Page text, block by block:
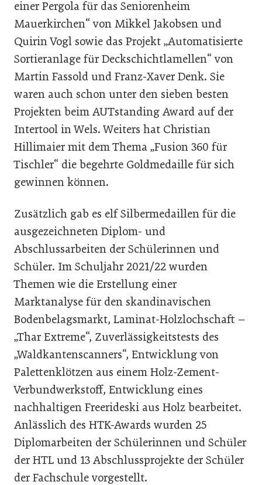
einer Pergola für das Seniorenheim
Mauerkirchen“ von Mikkel Jakobsen und
Quirin Vogl sowie das Projekt „Automatisierte
Sortieranlage für Deckschichtlamellen“ von
Martin Fassold und Franz-Xaver Denk. Sie
waren auch schon unter den sieben besten
Projekten beim AUTstanding Award auf der
Intertool in Wels. Weiters hat Christian
Hillimaier mit dem Thema „Fusion 360 für
Tischler“ die begehrte Goldmedaille für sich
gewinnen können.
Zusätzlich gab es elf Silbermedaillen für die
ausgezeichneten Diplom- und
Abschlussarbeiten der Schülerinnen und
Schüler. Im Schuljahr 2021/22 wurden
Themen wie die Erstellung einer
Marktanalyse für den skandinavischen
Bodenbelagsmarkt, Laminat-Holzlochschaft –
„Thar Extreme“, Zuverlässigkeitstests des
„Waldkantenscanners“, Entwicklung von
Palettenklötzen aus einem Holz-Zement-
Verbundwerkstoff, Entwicklung eines
nachhaltigen Freerideski aus Holz bearbeitet.
Anlässlich des HTK-Awards wurden 25
Diplomarbeiten der Schülerinnen und Schüler
der HTL und 13 Abschlussprojekte der Schüler
der Fachschule vorgestellt.